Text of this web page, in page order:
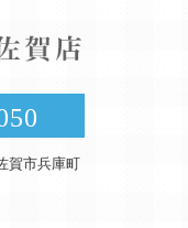
賀市兵庫町